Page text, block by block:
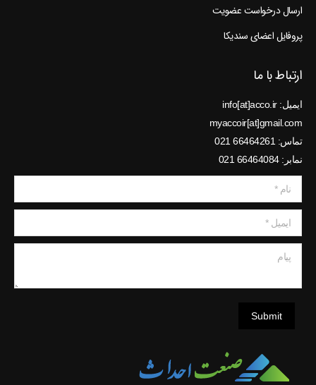
ارسال درخواست عضویت
پروفایل اعضای سندیکا
ارتباط با ما
ایمیل: info[at]acco.ir
myaccoir[at]gmail.com
تماس: 66464261 021
نمابر: 66464084 021
نام *
ایمیل *
Submit